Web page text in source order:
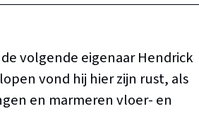
volgende eigenaar Hendrick
vond hij hier zijn rust, als
en marmeren vloer- en